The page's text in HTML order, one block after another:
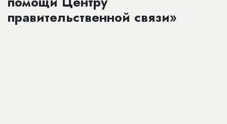
правительственной связи»